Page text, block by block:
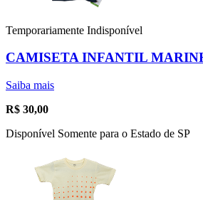
Temporariamente Indisponível
CAMISETA INFANTIL
Saiba mais
R$ 30,00
Disponível Somente para o Estado de SP